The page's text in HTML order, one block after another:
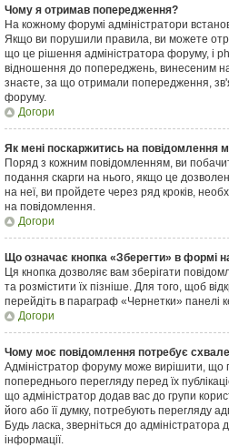
Чому я отримав попередження?
На кожному форумі адміністратори
Якщо ви порушили правила, ви можете
що це рішення адміністратора форуму, і
відношення до попереджень, винесеним
знаєте, за що отримали попередження,
форуму.
Догори
Як мені поскаржитись на повідомлення
Поряд з кожним повідомленням, ви
подання скарги на нього, якщо це
на неї, ви пройдете через ряд кроків,
на повідомлення.
Догори
Що означає кнопка «Зберегти» в формі
Ця кнопка дозволяє вам зберігати
та розмістити їх пізніше. Для того, щоб
перейдіть в параграф «Чернетки» панелі
Догори
Чому моє повідомлення потребує
Адміністратор форуму може вирішити, що
попереднього перегляду перед їх
що адміністратор додав вас до групи
його або її думку, потребують перегляду
Будь ласка, зверніться до
інформації.